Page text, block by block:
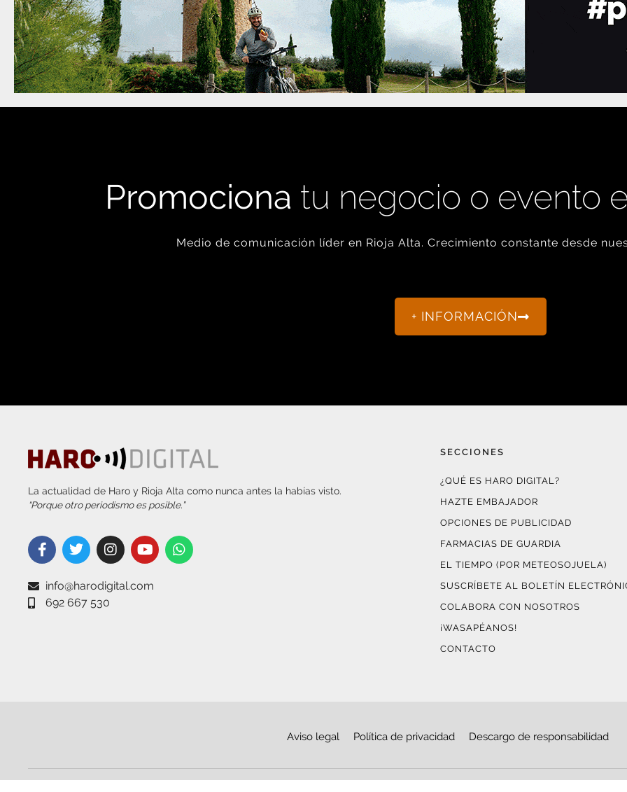
Promociona tu negocio o evento
Medio de comunicación líder en Rioja Alta. Crecimiento constante desde
+ INFORMACIÓN
La actualidad de Haro y Rioja Alta como nunca antes la habías visto.
“Porque otro periodismo es posible.”
info@harodigital.com
692 667 530
SECCIONES
¿QUÉ ES HARO DIGITAL?
HAZTE EMBAJADOR
OPCIONES DE PUBLICIDAD
FARMACIAS DE GUARDIA
EL TIEMPO (POR METEOSOJUELA)
SUSCRÍBETE AL BOLETÍN
COLABORA CON NOSOTROS
¡WASAPÉANOS!
CONTACTO
Aviso legal Política de privacidad Descargo de responsabilidad